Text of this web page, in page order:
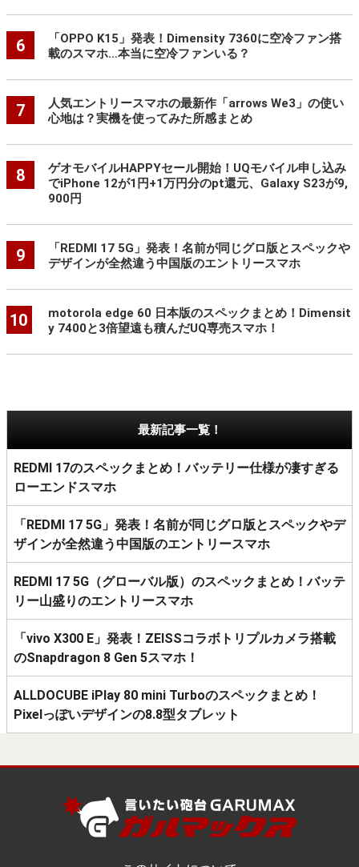
6
「OPPO K15」発表！Dimensity 7360に空冷ファン搭
載のスマホ…本当に空冷ファンいる？
7
人気エントリースマホの最新作「arrows We3」の使い
心地は？実機を使ってみた所感まとめ
8
ゲオモバイルHAPPYセール開始！UQモバイル申し込み
でiPhone 12が1円+1万円分のpt還元、Galaxy S23が9,
900円
9
「REDMI 17 5G」発表！名前が同じグロ版とスペックや
デザインが全然違う中国版のエントリースマホ
10
motorola edge 60 日本版のスペックまとめ！Dimensit
y 7400と3倍望遠も積んだUQ専売スマホ！
最新記事一覧！
REDMI 17のスペックまとめ！バッテリー仕様が凄すぎる
ローエンドスマホ
「REDMI 17 5G」発表！名前が同じグロ版とスペックやデ
ザインが全然違う中国版のエントリースマホ
REDMI 17 5G（グローバル版）のスペックまとめ！バッテ
リー山盛りのエントリースマホ
「vivo X300 E」発表！ZEISSコラボトリプルカメラ搭載
のSnapdragon 8 Gen 5スマホ！
ALLDOCUBE iPlay 80 mini Turboのスペックまとめ！
Pixelっぽいデザインの8.8型タブレット